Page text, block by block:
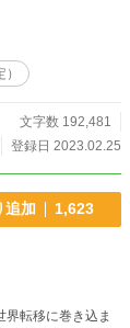
文字数 192,481
登録日 2023.02.25
追加 1,623
転移に巻き込ま